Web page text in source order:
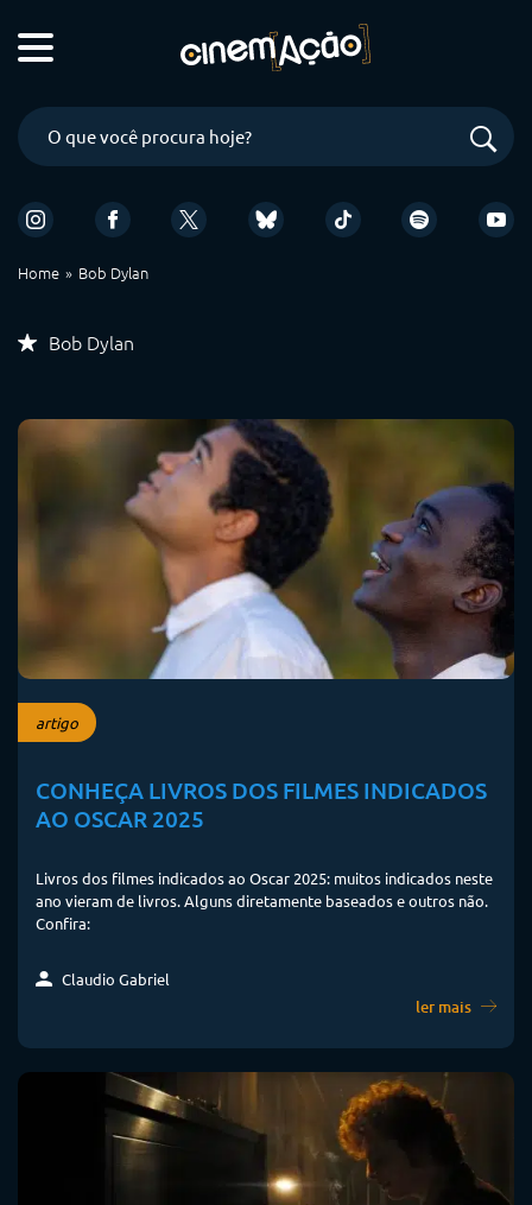
Home Bob Dylan
Bob Dylan
artigo
CONHEÇA LIVROS DOS FILMES INDICADOS
AO OSCAR 2025
Livros dos filmes indicados ao Oscar 2025: muitos indicados neste
ano vieram de livros. Alguns diretamente baseados e outros não.
Confira:
Claudio Gabriel
ler mais